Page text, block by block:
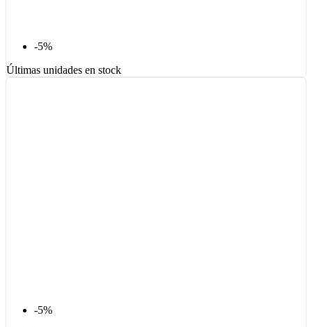
-5%
Últimas unidades en stock
-5%